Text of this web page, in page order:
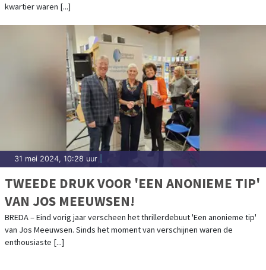
kwartier waren [...]
31 mei 2024, 10:28 uur
TWEEDE DRUK VOOR 'EEN ANONIEME TIP'
VAN JOS MEEUWSEN!
BREDA – Eind vorig jaar verscheen het thrillerdebuut 'Een anonieme tip'
van Jos Meeuwsen. Sinds het moment van verschijnen waren de
enthousiaste [...]